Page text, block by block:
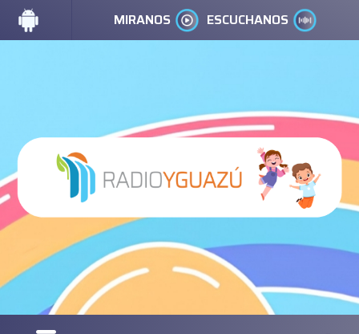
MIRANOS ESCUCHANOS